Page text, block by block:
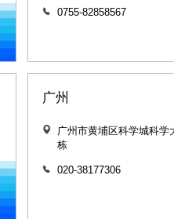
0755-82858567
广州
广州市黄埔区科学城科学
栋
020-38177306